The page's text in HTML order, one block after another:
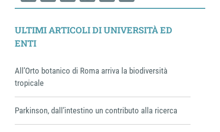
Facebook
X LinkedIn
WhatsApp
EmailShare
ULTIMI ARTICOLI DI UNIVERSITÀ ED
ENTI
All’Orto botanico di Roma arriva la biodiversità
tropicale
Parkinson, dall’intestino un contributo alla ricerca